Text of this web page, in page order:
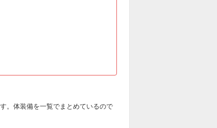
。体装備を一覧でまとめているので